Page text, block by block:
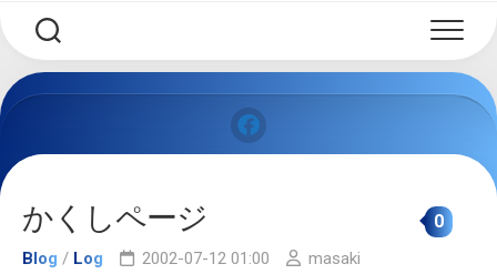
かくしページ
Blog / Log 2002-07-12 01:00 masaki
0